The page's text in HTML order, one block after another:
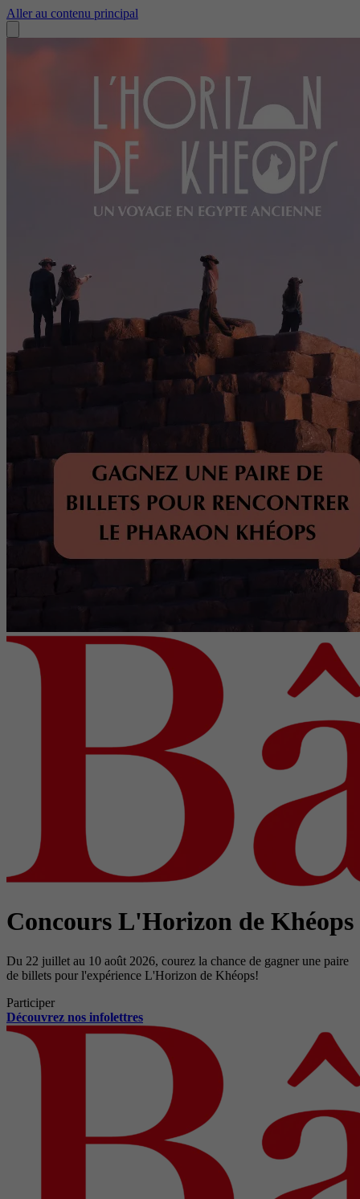
Aller au contenu principal
Concours L'Horizon de Khéops
Du 22 juillet au 10 août 2026, courez la chance de gagner une paire
de billets pour l'expérience L'Horizon de Khéops!
Participer
Découvrez nos infolettres